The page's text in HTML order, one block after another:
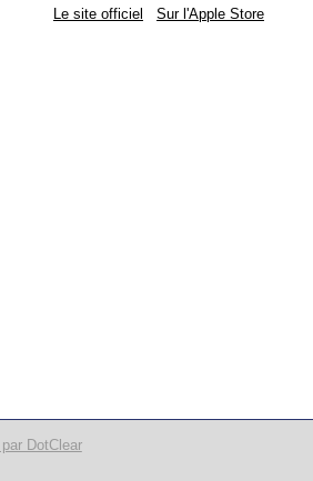
Le site officiel Sur l'Apple Store
DotClear